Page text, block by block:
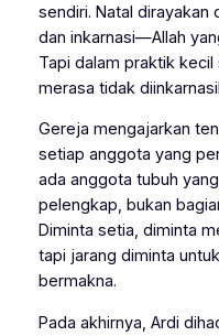
sendiri. Natal dirayakan
dan inkarnasi—Allah
Tapi dalam praktik
merasa tidak
Gereja mengajarkan
setiap anggota yang
ada anggota tubuh
pelengkap, bukan
Diminta setia, diminta
tapi jarang diminta
bermakna.
Pada akhirnya, Ardi